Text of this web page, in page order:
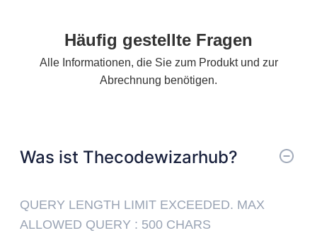
Häufig gestellte Fragen
Alle Informationen, die Sie zum Produkt und zur
Abrechnung benötigen.
Was ist Thecodewizarhub?
QUERY LENGTH LIMIT EXCEEDED. MAX
ALLOWED QUERY : 500 CHARS